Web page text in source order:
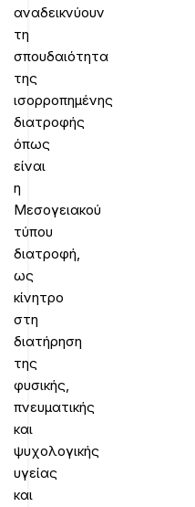
αναδεικνύουν
τη
σπουδαιότητα
της
ισορροπημένης
διατροφής
όπως
είναι
η
Μεσογειακού
τύπου
διατροφή,
ως
κίνητρο
στη
διατήρηση
της
φυσικής,
πνευματικής
και
ψυχολογικής
υγείας
και